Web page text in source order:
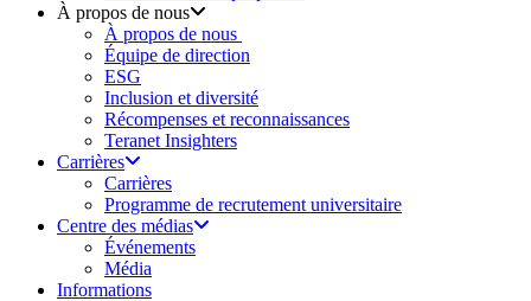
À propos de nous
À propos de nous
Équipe de direction
ESG
Inclusion et diversité
Récompenses et reconnaissances
Teranet Insighters
Carrières
Carrières
Programme de recrutement universitaire
Centre des médias
Événements
Média
Informations